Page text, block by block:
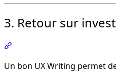
3. Retour sur
Un bon UX Writing permet